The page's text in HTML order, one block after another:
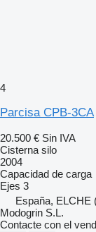
4
Parcisa CPB-3CA
20.500 € Sin IVA
Cisterna silo
2004
Capacidad de carga
Ejes 3
España, ELCHE
Modogrin S.L.
Contacte con el